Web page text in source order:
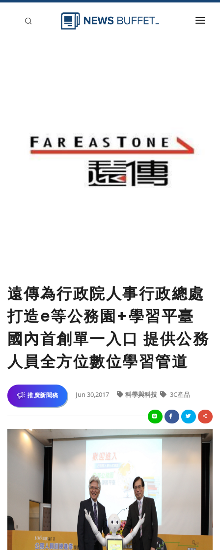
遠傳為行政院人事行政總處
打造e等公務園+學習平臺
國內首創單一入口 提供公務
人員全方位數位學習管道
推廣新聞稿 Jun 30,2017 科學與科技 3C產品